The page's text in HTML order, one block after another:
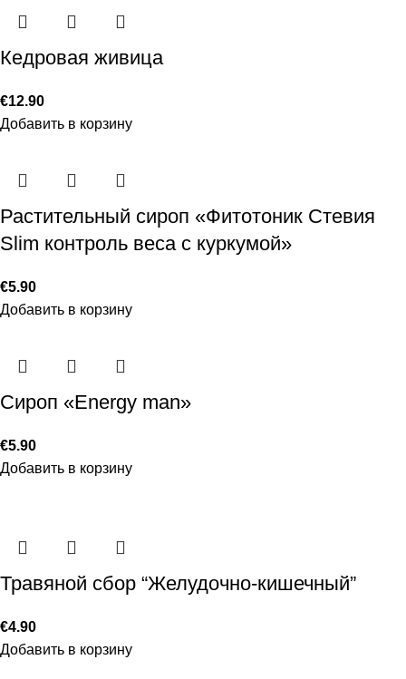
Кедровая живица
€12.90
Добавить в корзину
Растительный сироп «Фитотоник Стевия
Slim контроль веса с куркумой»
€5.90
Добавить в корзину
Сироп «Energy man»
€5.90
Добавить в корзину
Травяной сбор “Желудочно-кишечный”
€4.90
Добавить в корзину